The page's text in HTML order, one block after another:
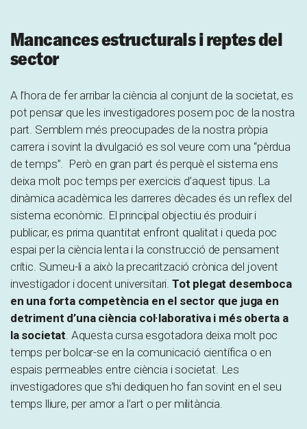
Mancances estructurals i reptes del
sector
A l’hora de fer arribar la ciència al conjunt de la societat, es
pot pensar que les investigadores posem poc de la nostra
part. Semblem més preocupades de la nostra pròpia
carrera i sovint la divulgació es sol veure com una “pèrdua
de temps”. Però en gran part és perquè el sistema ens
deixa molt poc temps per exercicis d’aquest tipus. La
dinàmica acadèmica les darreres dècades és un reflex del
sistema econòmic. El principal objectiu és produir i
publicar, es prima quantitat enfront qualitat i queda poc
espai per la ciència lenta i la construcció de pensament
crític. Sumeu-li a això la precarització crònica del jovent
investigador i docent universitari. Tot plegat desemboca
en una forta competència en el sector que juga en
detriment d’una ciència col·laborativa i més oberta a
la societat . Aquesta cursa esgotadora deixa molt poc
temps per bolcar-se en la comunicació científica o en
espais permeables entre ciència i societat. Les
investigadores que s’hi dediquen ho fan sovint en el seu
temps lliure, per amor a l’art o per militància.